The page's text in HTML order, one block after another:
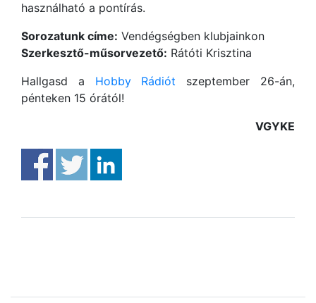
használható a pontírás.
Sorozatunk címe: Vendégségben klubjainkon
Szerkesztő-műsorvezető: Rátóti Krisztina
Hallgasd a Hobby Rádiót szeptember 26-án,
pénteken 15 órától!
VGYKE